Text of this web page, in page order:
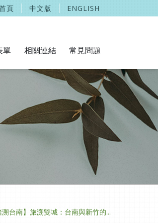
頁 中文版 ENGLISH
單 相關連結 常見問題
溯台南】旅溯雙城：台南與新竹的...